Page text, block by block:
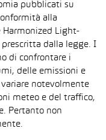
pubblicati su
alla
Harmonized Light-
prescritta dalla legge. I
di confrontare i
delle emissioni e
variare notevolmente
meteo e del traffico,
Pertanto non